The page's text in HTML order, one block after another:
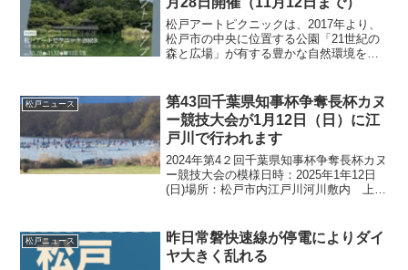
松戸アートピクニックは、2017年より、
松戸市の中央に位置する公園「21世紀の
森と広場」が有する豊かな自然環境を舞
始まりました。公園の豊かな環境ととも
に、アート作品を楽...
松戸ニュース
第43回千葉県知事杯争奪長杯カヌ
ー競技大会が1月12日（日）に江
戸川で行われます
2024年第4２回千葉県知事杯争奪長杯カヌ
ー競技大会の模様日時：2025年1年12日
(日)場所：松戸市内江戸川河川敷内 上葛
松戸ニュース
昨日常磐快速線が停電によりダイ
ヤ大きく乱れる